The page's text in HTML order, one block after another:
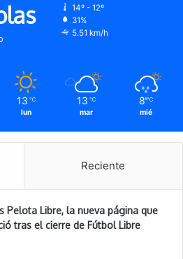
14º - 12º
31%
5.51 km/h
13 ℃
lun
13 ℃
mar
8 ℃
mié
Reciente
Pelota Libre, la nueva página que
tras el cierre de Fútbol Libre